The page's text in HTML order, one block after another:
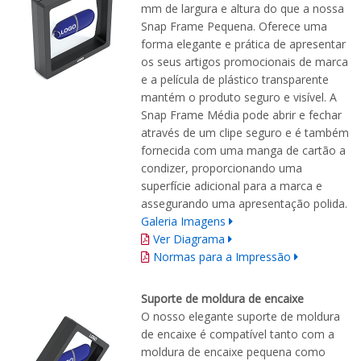
mm de largura e altura do que a nossa
Snap Frame Pequena. Oferece uma
forma elegante e prática de apresentar
os seus artigos promocionais de marca
e a película de plástico transparente
mantém o produto seguro e visível. A
Snap Frame Média pode abrir e fechar
através de um clipe seguro e é também
fornecida com uma manga de cartão a
condizer, proporcionando uma
superfície adicional para a marca e
assegurando uma apresentação polida.
Galeria Imagens
Ver Diagrama
Normas para a Impressão
Suporte de moldura de encaixe
O nosso elegante suporte de moldura
de encaixe é compatível tanto com a
moldura de encaixe pequena como